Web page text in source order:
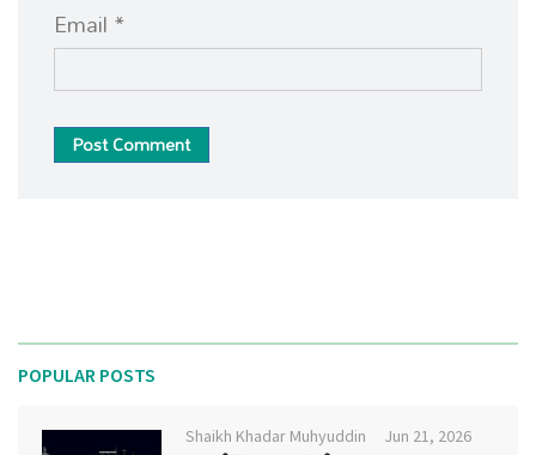
Email *
Post Comment
POPULAR POSTS
Shaikh Khadar Muhyuddin Jun 21, 2026